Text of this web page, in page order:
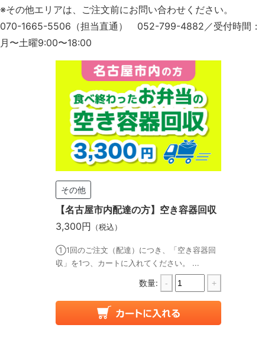
※その他エリアは、ご注文前にお問い合わせください。
070-1665-5506（担当直通） 052-799-4882／受付時間：
月〜土曜9:00〜18:00
その他
【名古屋市内配達の方】空き容器回収
3,300円 （税込）
①1回のご注文（配達）につき、「空き容器回
収」を1つ、カートに入れてください。 ...
数量: - +